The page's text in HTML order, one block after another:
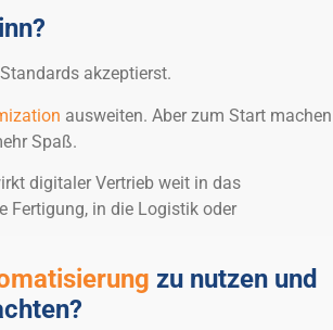
akzeptierst.
ausweiten. Aber zum Start machen
Spaß.
digitaler Vertrieb weit in das
Fertigung, in die Logistik oder
zu nutzen und